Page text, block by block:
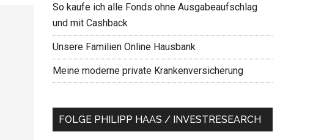
So kaufe ich alle Fonds ohne Ausgabeaufschlag
und mit Cashback
Unsere Familien Online Hausbank
Meine moderne private Krankenversicherung
FOLGE PHILIPP HAAS / INVESTRESEARCH